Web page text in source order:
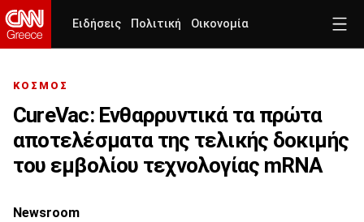
Ειδήσεις Πολιτική Οικονομία
ΚΟΣΜΟΣ
CureVac: Ενθαρρυντικά τα πρώτα
αποτελέσματα της τελικής δοκιμής
του εμβολίου τεχνολογίας mRNA
Newsroom